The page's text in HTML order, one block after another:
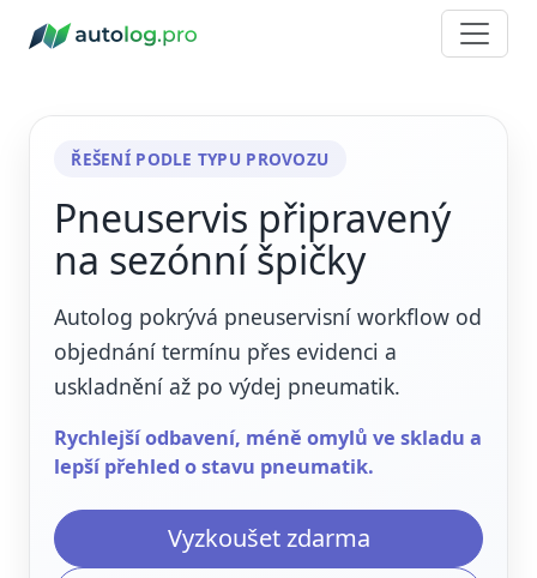
ŘEŠENÍ PODLE TYPU PROVOZU
Pneuservis připravený
na sezónní špičky
Autolog pokrývá pneuservisní workflow od
objednání termínu přes evidenci a
uskladnění až po výdej pneumatik.
Rychlejší odbavení, méně omylů ve skladu a
lepší přehled o stavu pneumatik.
Vyzkoušet zdarma